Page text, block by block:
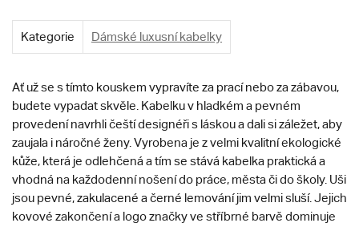
Kategorie Dámské luxusní kabelky
Ať už se s tímto kouskem vypravíte za prací nebo za zábavou,
budete vypadat skvěle. Kabelku v hladkém a pevném
provedení navrhli čeští designéři s láskou a dali si záležet, aby
zaujala i náročné ženy. Vyrobena je z velmi kvalitní ekologické
kůže, která je odlehčená a tím se stává kabelka praktická a
vhodná na každodenní nošení do práce, města či do školy. Uši
jsou pevné, zakulacené a černé lemování jim velmi sluší. Jejich
kovové zakončení a logo značky ve stříbrné barvě dominuje